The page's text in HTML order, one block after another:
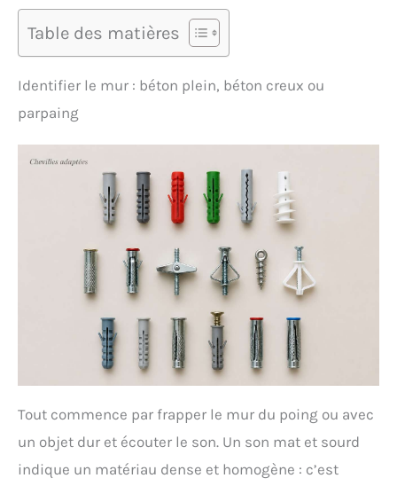
Table des matières
Identifier le mur : béton plein, béton creux ou
parpaing
Tout commence par frapper le mur du poing ou avec
un objet dur et écouter le son. Un son mat et sourd
indique un matériau dense et homogène : c’est